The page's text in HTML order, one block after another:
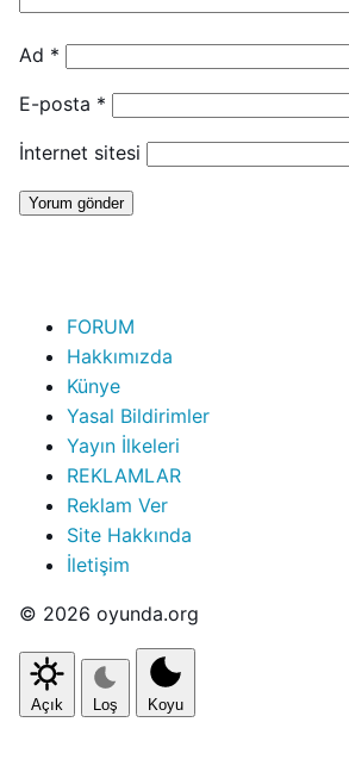
Ad *
E-posta *
İnternet sitesi
FORUM
Hakkımızda
Künye
Yasal Bildirimler
Yayın İlkeleri
REKLAMLAR
Reklam Ver
Site Hakkında
İletişim
© 2026 oyunda.org
Açık Loş Koyu